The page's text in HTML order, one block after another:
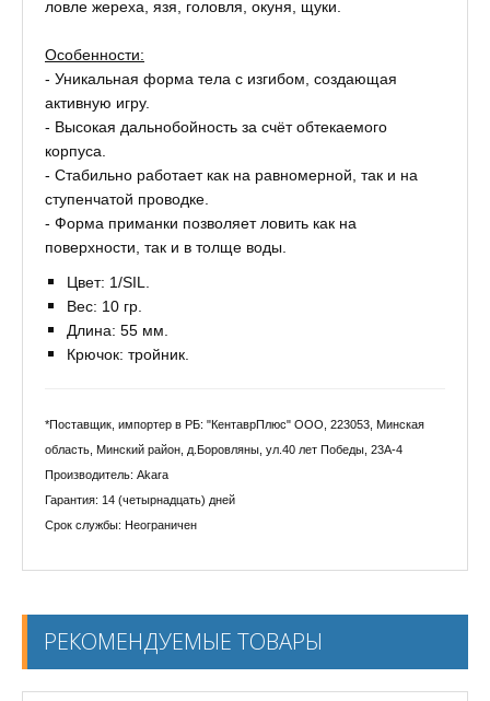
ловле жереха, язя, головля, окуня, щуки.
Особенности:
- Уникальная форма тела с изгибом, создающая
активную игру.
- Высокая дальнобойность за счёт обтекаемого
корпуса.
- Стабильно работает как на равномерной, так и на
ступенчатой проводке.
- Форма приманки позволяет ловить как на
поверхности, так и в толще воды.
Цвет: 1/SIL.
Вес: 10 гр.
Длина: 55 мм.
Крючок: тройник.
*Поставщик, импортер в РБ: "КентаврПлюс" ООО, 223053, Минская
область, Минский район, д.Боровляны, ул.40 лет Победы, 23А-4
Производитель: Akara
Гарантия: 14 (четырнадцать) дней
Срок службы: Неограничен
РЕКОМЕНДУЕМЫЕ ТОВАРЫ